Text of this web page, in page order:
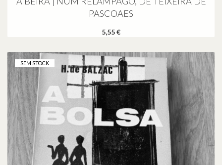
PASCOAES
5,55 €
SEM STOCK